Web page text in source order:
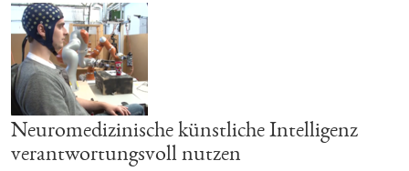
Neuromedizinische künstliche Intelligenz
verantwortungsvoll nutzen